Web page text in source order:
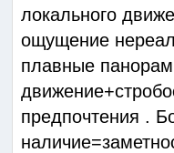
локального
ощущение
плавные
предпочтения .